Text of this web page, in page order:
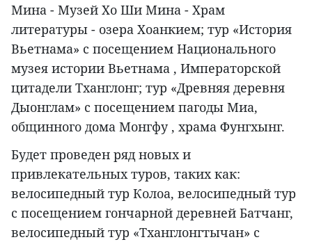
Мина - Музей Хо Ши Мина - Храм
литературы - озера Хоанкием; тур «История
Вьетнама» с посещением Национального
музея истории Вьетнама , Императорской
цитадели Тханглонг; тур «Древняя деревня
Дыонглам» с посещением пагоды Миа,
общинного дома Монгфу , храма Фунгхынг.
Будет проведен ряд новых и
привлекательных туров, таких как:
велосипедный тур Колоа, велосипедный тур
с посещением гончарной деревней Батчанг,
велосипедный тур «Тханглонгтычан» с